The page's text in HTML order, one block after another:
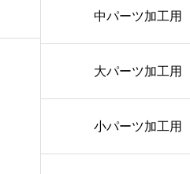
中パーツ加工用
大パーツ加工用
小パーツ加工用